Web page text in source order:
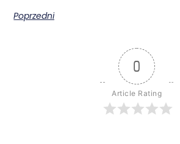
Poprzedni
0
Article Rating